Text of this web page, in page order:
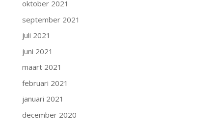
oktober 2021
september 2021
juli 2021
juni 2021
maart 2021
februari 2021
januari 2021
december 2020